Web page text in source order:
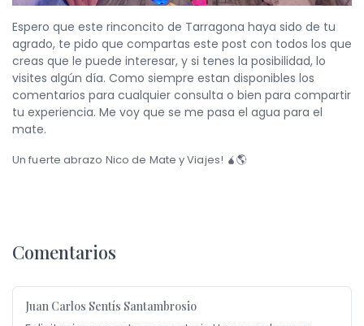
Espero que este rinconcito de Tarragona haya sido de tu
agrado, te pido que compartas este post con todos los que
creas que le puede interesar, y si tenes la posibilidad, lo
visites algún día. Como siempre estan disponibles los
comentarios para cualquier consulta o bien para compartir
tu experiencia. Me voy que se me pasa el agua para el
mate.
Un fuerte abrazo Nico de Mate y Viajes! 🧉🌎
Comentarios
Juan Carlos Sentís Santambrosio